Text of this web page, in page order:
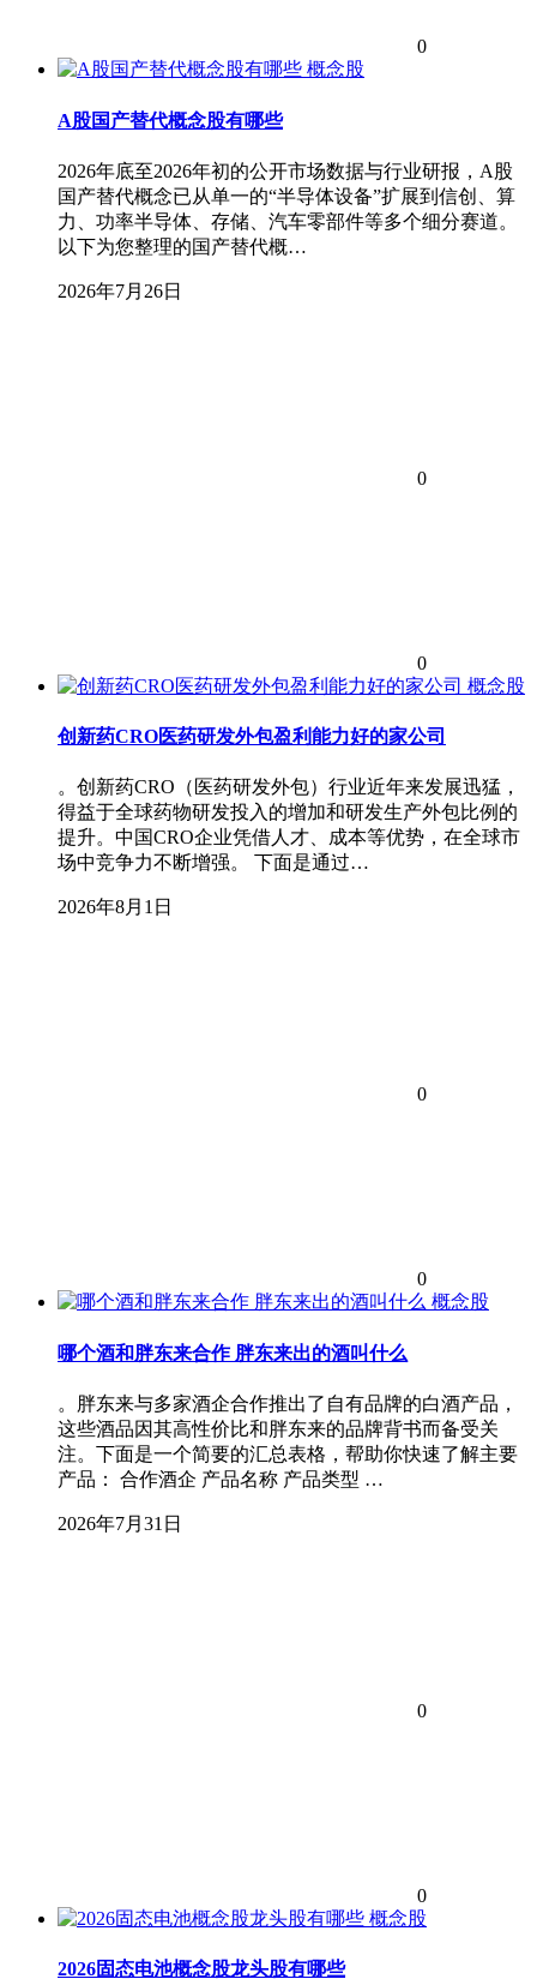
0
概念股
A股国产替代概念股有哪些
2026年底至2026年初的公开市场数据与行业研报，A股
国产替代概念已从单一的“半导体设备”扩展到信创、算
力、功率半导体、存储、汽车零部件等多个细分赛道。
以下为您整理的国产替代概…
2026年7月26日
0
0
概念股
创新药CRO医药研发外包盈利能力好的家公司
。创新药CRO（医药研发外包）行业近年来发展迅猛，
得益于全球药物研发投入的增加和研发生产外包比例的
提升。中国CRO企业凭借人才、成本等优势，在全球市
场中竞争力不断增强。 下面是通过…
2026年8月1日
0
0
概念股
哪个酒和胖东来合作 胖东来出的酒叫什么
。胖东来与多家酒企合作推出了自有品牌的白酒产品，
这些酒品因其高性价比和胖东来的品牌背书而备受关
注。下面是一个简要的汇总表格，帮助你快速了解主要
产品： 合作酒企 产品名称 产品类型 …
2026年7月31日
0
0
概念股
2026固态电池概念股龙头股有哪些